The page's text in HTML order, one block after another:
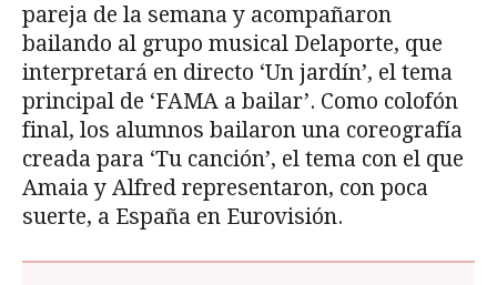
pareja de la semana y acompañaron
bailando al grupo musical Delaporte, que
interpretará en directo ‘Un jardín’, el tema
principal de ‘FAMA a bailar’. Como colofón
final, los alumnos bailaron una coreografía
creada para ‘Tu canción’, el tema con el que
Amaia y Alfred representaron, con poca
suerte, a España en Eurovisión.